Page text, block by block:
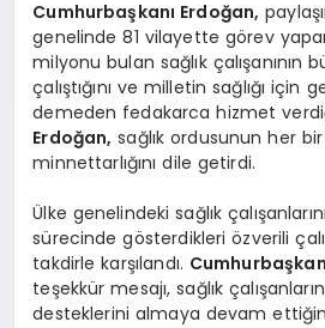
Cumhurbaşkanı Erdoğan,
genelinde 81 vilayette görev
milyonu bulan sağlık çalışanının
çalıştığını ve milletin sağlığı için
demeden fedakarca hizmet
Erdoğan, sağlık ordusunun her
minnettarlığını dile getirdi.
Ülke genelindeki sağlık
sürecinde gösterdikleri özverili
takdirle karşılandı.
teşekkür mesajı, sağlık
desteklerini almaya devam